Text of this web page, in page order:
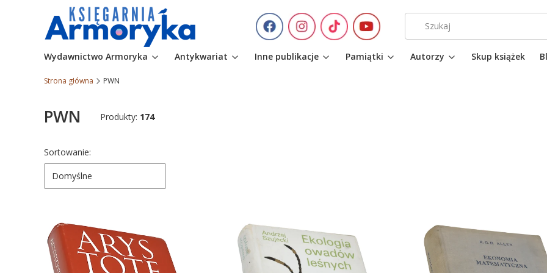
Wydawnictwo Armoryka Antykwariat Inne publikacje Pamiątki Autorzy Skup książek
Strona główna PWN
PWN Produkty: 174
Lista produktów
Sortowanie:
Domyślne